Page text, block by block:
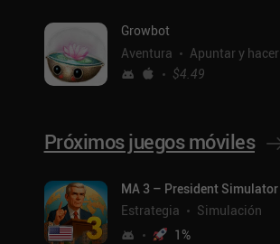
Growbot
Aventura
Apuntar y hacer clic
$4.49
Próximos juegos móviles
MA 3 – President Simulator
Estrategia
Simulación
1%